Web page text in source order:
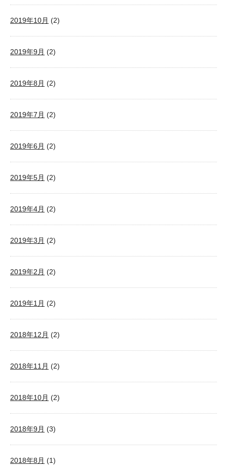
2019年10月 (2)
2019年9月 (2)
2019年8月 (2)
2019年7月 (2)
2019年6月 (2)
2019年5月 (2)
2019年4月 (2)
2019年3月 (2)
2019年2月 (2)
2019年1月 (2)
2018年12月 (2)
2018年11月 (2)
2018年10月 (2)
2018年9月 (3)
2018年8月 (1)